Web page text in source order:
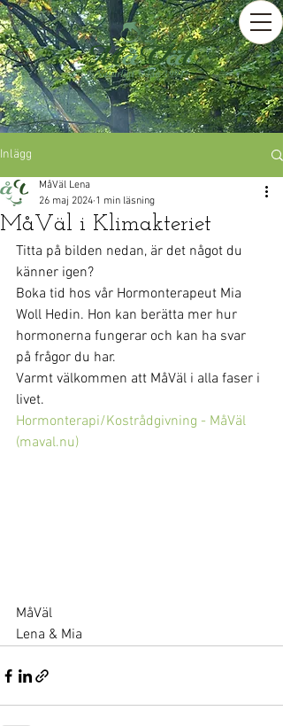
Inlägg
MåVäl i Klimakteriet
MåVäl Lena
26 maj 2024 1 min läsning
Titta på bilden nedan, är det något du
känner igen?
Boka tid hos vår Hormonterapeut Mia
Woll Hedin. Hon kan berätta mer hur
hormonerna fungerar och kan ha svar
på frågor du har.
Varmt välkommen att MåVäl i alla faser i
livet.
Hormonterapi/Kostrådgivning - MåVäl
(maval.nu)
MåVäl
Lena & Mia